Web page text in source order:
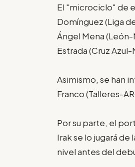
El "microciclo" de
Domínguez (Liga
Ángel Mena (León-
Estrada (Cruz
Asimismo, se han
Franco (Talleres-
Por su parte, el
Irak se lo jugará
nivel antes del